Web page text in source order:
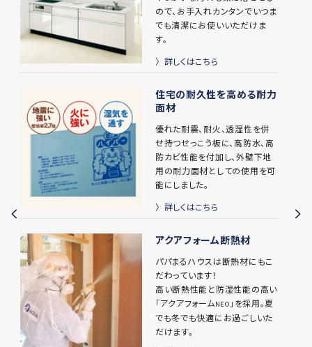
ので、お手入れカンタンでいつま
でも清潔にお使いいただけま
す。
詳しくはこちら
住宅の耐久性を高める耐力
面材
優れた耐震、耐火、透湿性を併
せ持つせっこう板に、高防水、高
防カビ性能を付加し、外壁下地
用の耐力面材としての使用を可
能にしました。
詳しくはこちら
アクアフォーム断熱材
パパまるハウスは断熱材にもこ
だわっています！
高い断熱性能と防湿性能の高い
「アクアフォームNEO 」を採用。夏
でも冬でも快適にお過ごしいた
だけます。